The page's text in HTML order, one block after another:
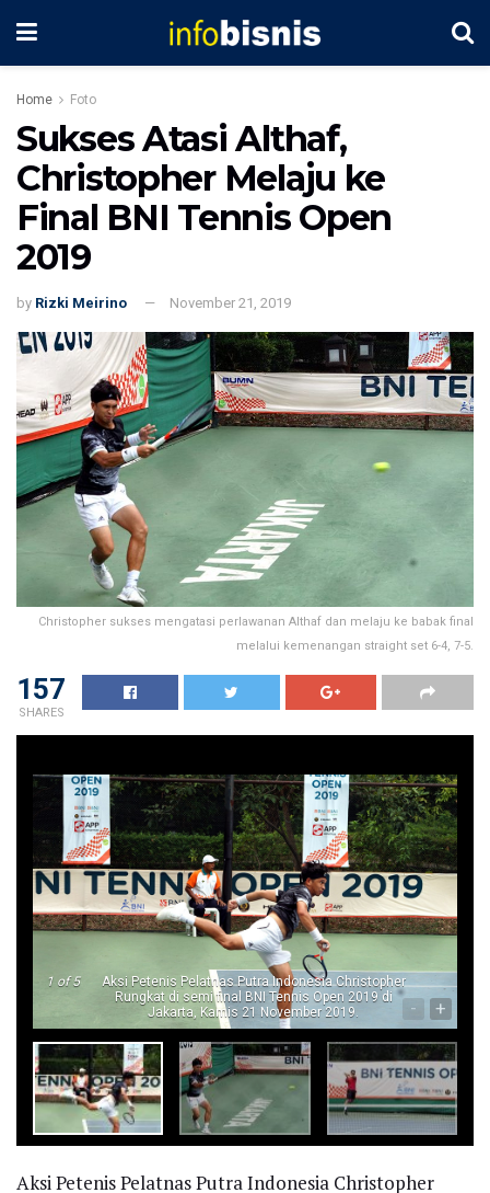
Home Foto
Sukses Atasi Althaf,
Christopher Melaju ke
Final BNI Tennis Open
2019
by Rizki Meirino November 21, 2019
Christopher sukses mengatasi perlawanan Althaf dan melaju ke babak final
melalui kemenangan straight set 6-4, 7-5.
157
SHARES
1 of 5
Aksi Petenis Pelatnas Putra Indonesia Christopher
Rungkat di semi final BNI Tennis Open 2019 di
Jakarta, Kamis 21 November 2019.
- +
Aksi Petenis Pelatnas Putra Indonesia Christopher